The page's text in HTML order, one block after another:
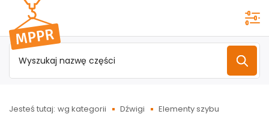
Przejdź do
menu
głównego
Jesteś tutaj: wg kategorii Dźwigi Elementy szybu